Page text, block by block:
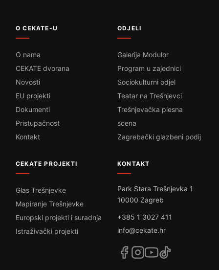
O CEKATE-U
O nama
CEKATE dvorana
Novosti
EU projekti
Dokumenti
Pristupačnost
Kontakt
ODJELI
Galerija Modulor
Program u zajednici
Sociokulturni odjel
Teatar na Trešnjevci
Trešnjevačka plesna
scena
Zagrebački glazbeni podij
CEKATE PROJEKTI
Glas Trešnjevke
Mapiranje Trešnjevke
Europski projekti i suradnja
Istraživački projekti
KONTAKT
Park Stara Trešnjevka 1
10000 Zagreb
+385 1 3027 411
info@cekate.hr